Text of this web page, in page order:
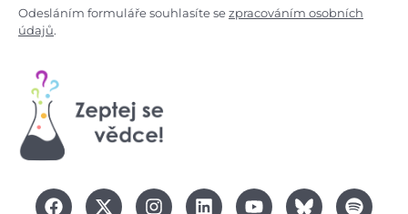
Odesláním formuláře souhlasíte sezpracováním osobních
údajů.